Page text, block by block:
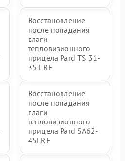
Восстановление
после попадания
влаги
тепловизионного
прицела Pard TS 31-
35 LRF
Восстановление
после попадания
влаги
тепловизионного
прицела Pard SA62-
45LRF